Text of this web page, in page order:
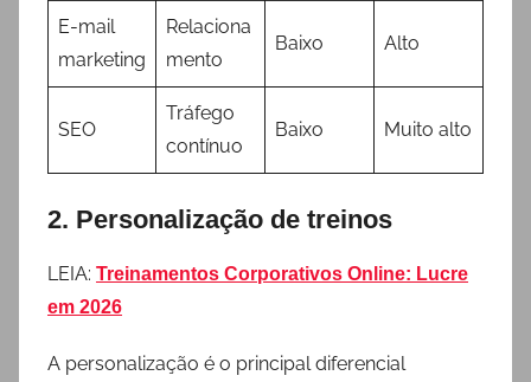
E-mail
marketing
Relaciona
mento
Baixo Alto
SEO
Tráfego
contínuo
Baixo Muito alto
2. Personalização de treinos
LEIA: Treinamentos Corporativos Online: Lucre
em 2026
A personalização é o principal diferencial